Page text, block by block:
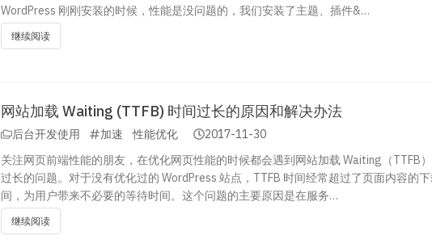
WordPress 刚刚安装的时候，性能是没问题的，我们安装了主题、插件&…
继续阅读
网站加载 Waiting (TTFB) 时间过长的原因和解决办法
后台开发使用 加速 性能优化
2017-11-30
关注网页前端性能的朋友，在优化网页性能的时候都会遇到网站加载 Waiting（TTFB
过长的问题。对于没有优化过的 WordPress 站点，TTFB 时间经常超过了页面内容的
间，为用户带来不必要的等待时间。这个问题的主要原因是在服务…
继续阅读